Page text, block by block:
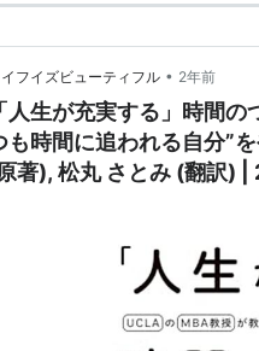
フイズビューティフル • 2年前
「人生が充実する」時間
も時間に追われる自分”
著), 松丸 さとみ (翻訳)